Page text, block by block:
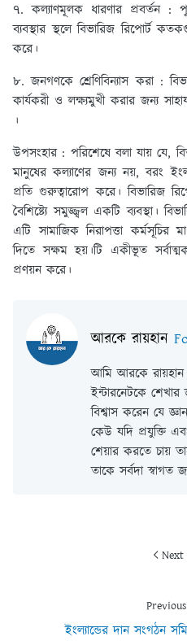
৭. কল্যাণমূলক ধারণার প্রবর্তন :
ব্যবস্থার স্থলে বিভারিজ রিপোর্ট
করে।
৮. জনগণকে শ্রেণিবিন্যাস করা :
কার্যকরী ও লক্ষ্যমুখী করার জন্য
।
উপসংহার : পরিশেষে বলা যায় যে,
মানুষের কল্যাণের জন্য নয়, বরং
প্রতি গুরুত্বারোপ করে। বিভারিজ
বৈশিষ্ট্যে সমুজ্জ্বল একটি ব্যবস্থা।
এটি সামাজিক নিরাপত্তা কর্মসূচির
দিতে সক্ষম হয়।টি একীভূত
প্রণয়ন করে।
আরকে রায়হান
আমি আরকে
ইন্টারনেটকে
বিশ্বাস করেন যে
কেউ যদি প্রযুক্তি
শেয়ার করতে চায়
তাকে সর্বদা স্বাগত
Next
ইংল্যান্ডের দান সংগঠন